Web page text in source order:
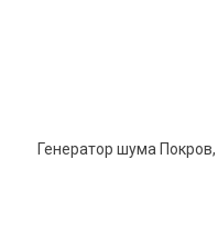
Генератор шума